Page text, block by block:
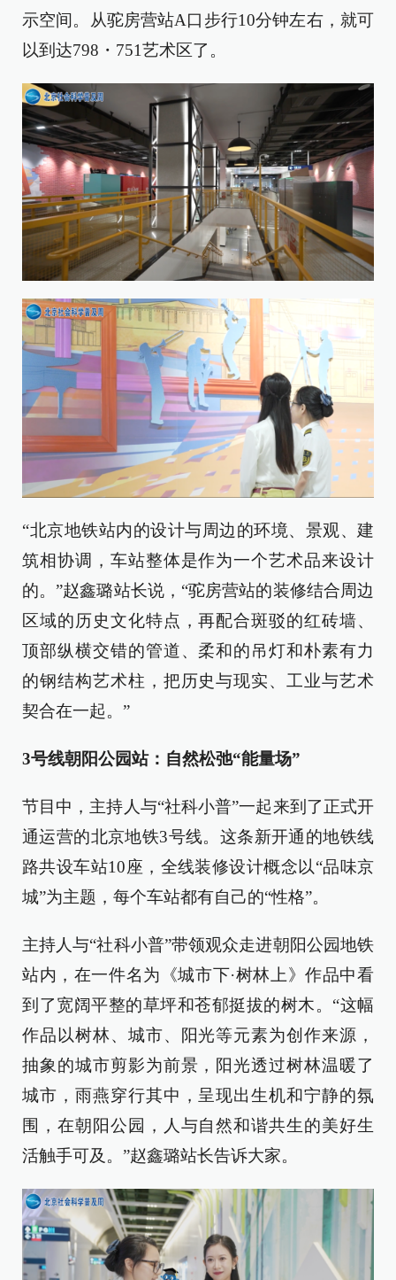
示空间。从驼房营站A口步行10分钟左右，就可
以到达798・751艺术区了。
“北京地铁站内的设计与周边的环境、景观、建
筑相协调，车站整体是作为一个艺术品来设计
的。”赵鑫璐站长说，“驼房营站的装修结合周边
区域的历史文化特点，再配合斑驳的红砖墙、
顶部纵横交错的管道、柔和的吊灯和朴素有力
的钢结构艺术柱，把历史与现实、工业与艺术
契合在一起。”
3号线朝阳公园站：自然松弛“能量场”
节目中，主持人与“社科小普”一起来到了正式开
通运营的北京地铁3号线。这条新开通的地铁线
路共设车站10座，全线装修设计概念以“品味京
城”为主题，每个车站都有自己的“性格”。
主持人与“社科小普”带领观众走进朝阳公园地铁
站内，在一件名为《城市下·树林上》作品中看
到了宽阔平整的草坪和苍郁挺拔的树木。“这幅
作品以树林、城市、阳光等元素为创作来源，
抽象的城市剪影为前景，阳光透过树林温暖了
城市，雨燕穿行其中，呈现出生机和宁静的氛
围，在朝阳公园，人与自然和谐共生的美好生
活触手可及。”赵鑫璐站长告诉大家。